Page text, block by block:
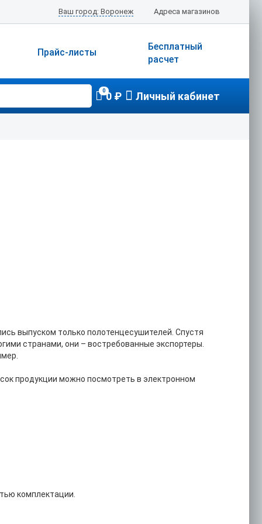
Адреса магазинов
Ваш город: Воронеж
Бесплатный
расчет
Прайс-листы
00 ₽ Личный кабинет
выпуском только полотенцесушителей. Спустя
странами, они – востребованные экспортеры.
продукции можно посмотреть в электронном
комплектации.